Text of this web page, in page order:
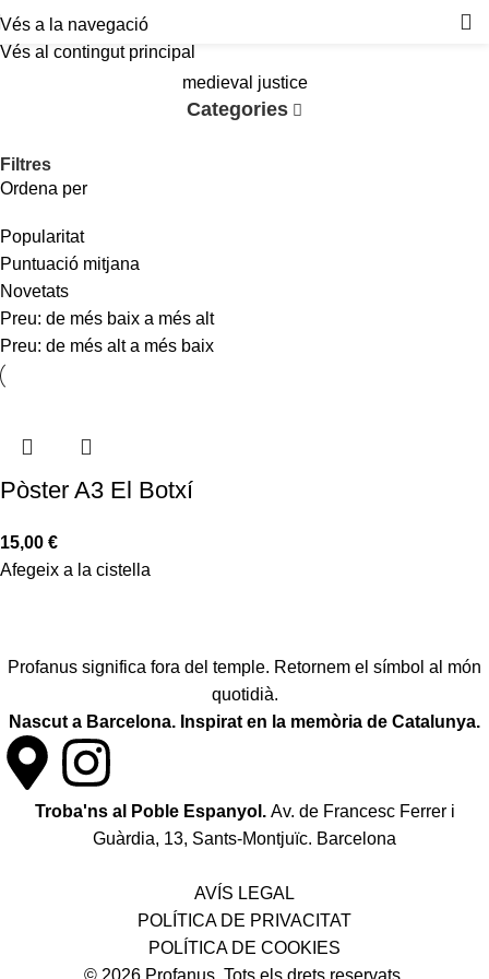
Vés a la navegació
Vés al contingut principal
medieval justice
Categories
Filtres
Ordena per
Popularitat
Puntuació mitjana
Novetats
Preu: de més baix a més alt
Preu: de més alt a més baix
Pòster A3 El Botxí
15,00 €
Afegeix a la cistella
Profanus significa fora del temple. Retornem el símbol al món
quotidià.
Nascut a Barcelona. Inspirat en la memòria de Catalunya.
Troba'ns al Poble Espanyol. Av. de Francesc Ferrer i
Guàrdia, 13, Sants-Montjuïc. Barcelona
AVÍS LEGAL
POLÍTICA DE PRIVACITAT
POLÍTICA DE COOKIES
© 2026 Profanus. Tots els drets reservats.